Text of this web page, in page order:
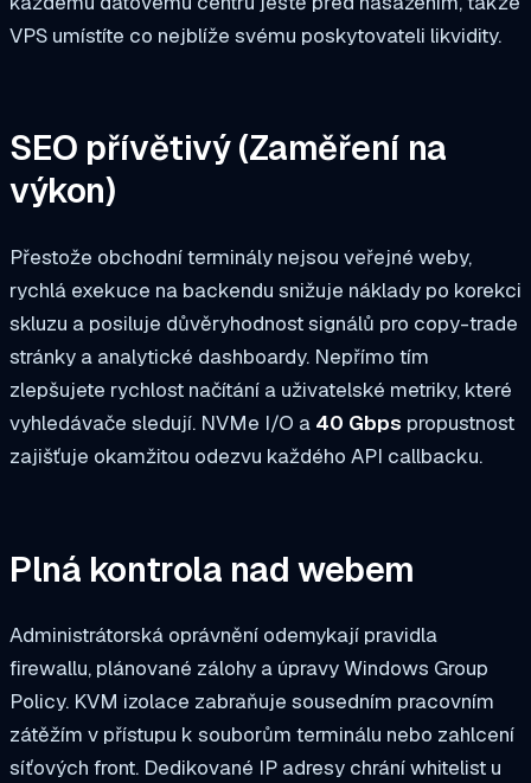
VPS umístíte co nejblíže svému poskytovateli likvidity.
SEO přívětivý(Zaměření na
výkon)
Přestože obchodní terminály nejsou veřejné weby,
rychlá exekuce na backendu snižuje náklady po korekci
skluzu a posiluje důvěryhodnost signálů pro copy-trade
stránky a analytické dashboardy. Nepřímo tím
zlepšujete rychlost načítání a uživatelské metriky, které
vyhledávače sledují. NVMe I/O a 40 Gbps propustnost
zajišťuje okamžitou odezvu každého API callbacku.
Plná kontrola nad webem
Administrátorská oprávnění odemykají pravidla
firewallu, plánované zálohy a úpravy Windows Group
Policy. KVM izolace zabraňuje sousedním pracovním
zátěžím v přístupu k souborům terminálu nebo zahlcení
síťových front. Dedikované IP adresy chrání whitelist u